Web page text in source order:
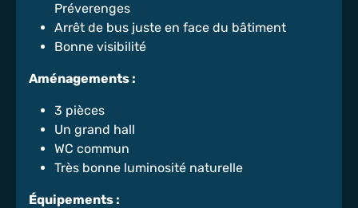
Préverenges
Arrêt de bus juste en face du bâtiment
Bonne visibilité
Aménagements :
3 pièces
Un grand hall
WC commun
Très bonne luminosité naturelle
Équipements :